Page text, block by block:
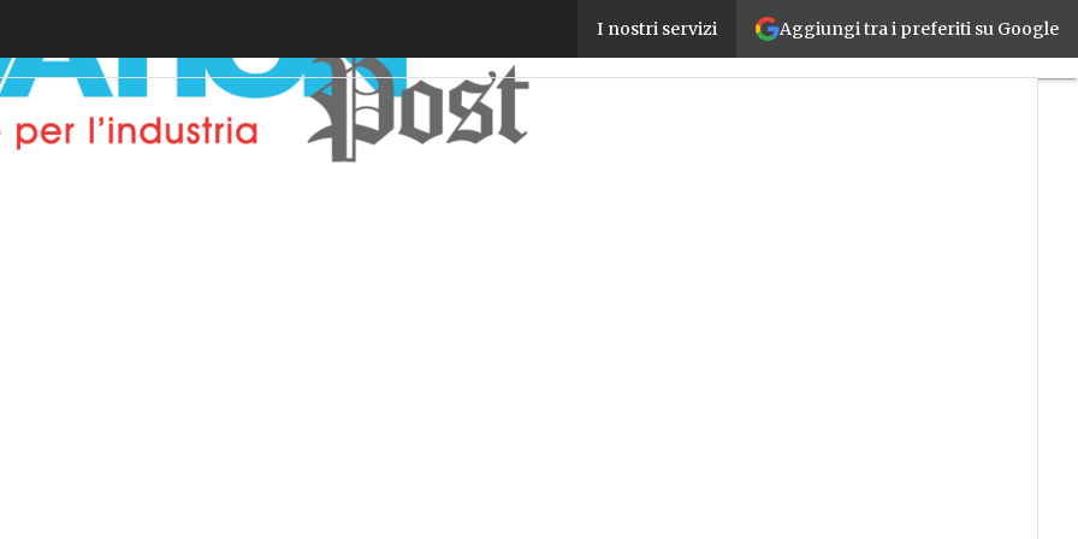
Aggiungi tra i preferiti su Google
I nostri servizi
Veneto, 10 milioni per l’innovazione tecnologica